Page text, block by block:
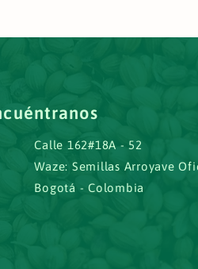
Calle 162#18A - 52
Waze: Semillas Arroyave
Bogotá - Colombia